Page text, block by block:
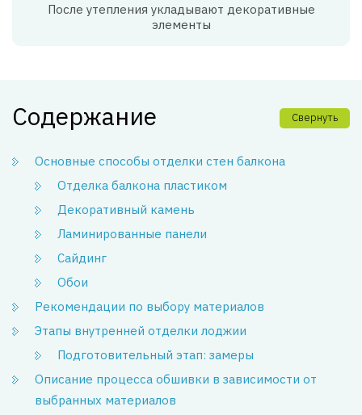
После утепления укладывают декоративные
элементы
Содержание Свернуть
Основные способы отделки стен балкона
Отделка балкона пластиком
Декоративный камень
Ламинированные панели
Сайдинг
Обои
Рекомендации по выбору материалов
Этапы внутренней отделки лоджии
Подготовительный этап: замеры
Описание процесса обшивки в зависимости от
выбранных материалов